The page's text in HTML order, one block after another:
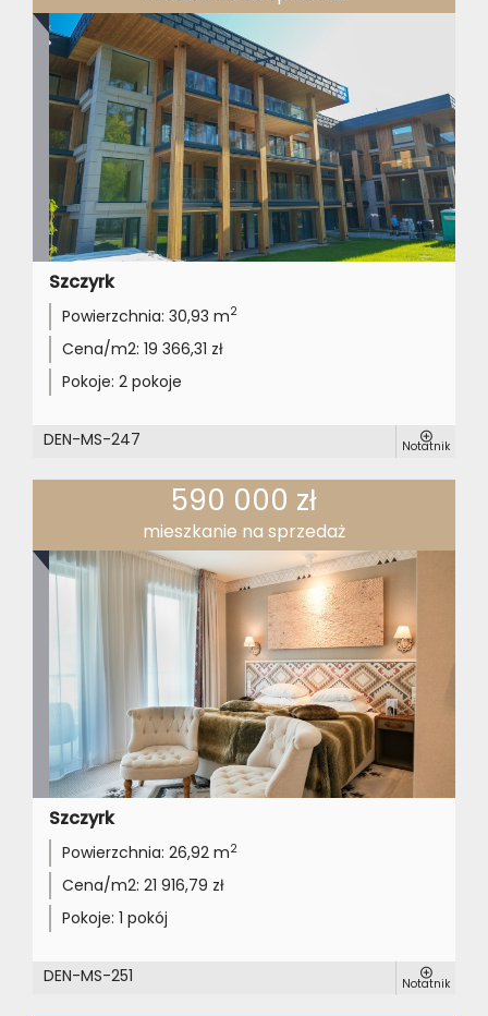
Szczyrk
Powierzchnia: 30,93 m2
Cena/m2: 19 366,31 zł
Pokoje: 2 pokoje
DEN-MS-247 Notatnik
590 000 zł
mieszkanie na sprzedaż
Szczyrk
Powierzchnia: 26,92 m2
Cena/m2: 21 916,79 zł
Pokoje: 1 pokój
DEN-MS-251 Notatnik